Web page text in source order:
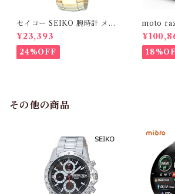
セイコー SEIKO 腕時計 メン
ズ SNK610K1 SEIKO5 自動
巻き ゴールド Automatic
¥23,393
24%OFF
moto
GB/
たみスマ
その他の商品